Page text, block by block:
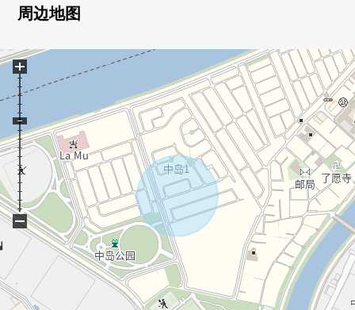
・全家便利店中岛1丁目商店步行7分钟
・中岛东公园步行11分钟
周边地图
+
−